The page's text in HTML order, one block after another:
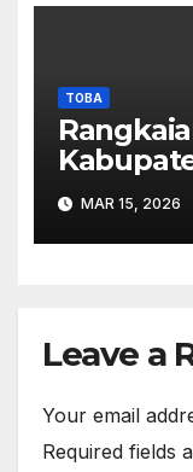
TOBA
Doa
MAR 15, 2026
Leave a
Your email
Required fields